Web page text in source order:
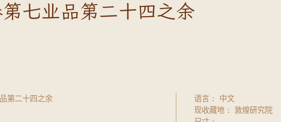
七业品第二十四之余
第二十四之余
语言
中文
现收藏地
敦煌研究院